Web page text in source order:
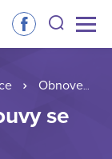
Obnovení adopční smlouvy se ZOO Brno
se